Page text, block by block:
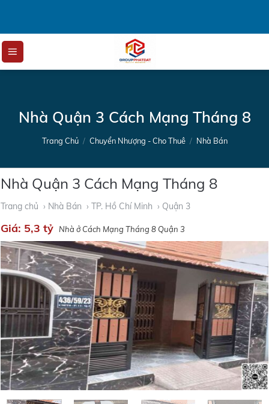
content
Nhà Quận 3 Cách Mạng Tháng 8
Trang Chủ / Chuyển Nhượng - Cho Thuê / Nhà Bán
Nhà Quận 3 Cách Mạng Tháng 8
Trang chủ › Nhà Bán › TP. Hồ Chí Minh › Quận 3
Giá: 5,3 tỷ Nhà ở Cách Mạng Tháng 8 Quận 3